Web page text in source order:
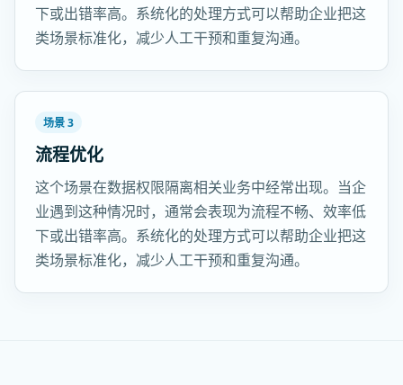
下或出错率高。系统化的处理方式可以帮助企业把这
类场景标准化，减少人工干预和重复沟通。
场景 3
流程优化
这个场景在数据权限隔离相关业务中经常出现。当企
业遇到这种情况时，通常会表现为流程不畅、效率低
下或出错率高。系统化的处理方式可以帮助企业把这
类场景标准化，减少人工干预和重复沟通。